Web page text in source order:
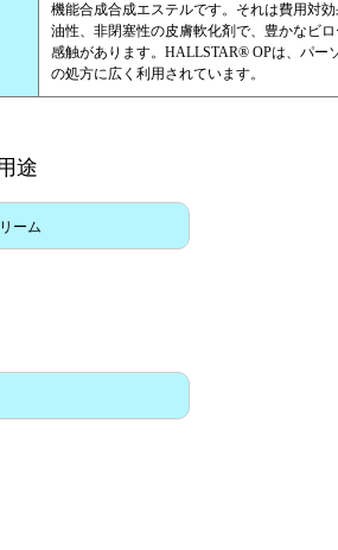
機能合成合成エステルです。それは費用対
油性、非閉塞性の皮膚軟化剤で、豊かなビ
感触があります。HALLSTAR® OPは、パー
の処方に広く利用されています。
途
ーム